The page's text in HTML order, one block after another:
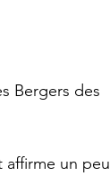
Bergers des
un peu